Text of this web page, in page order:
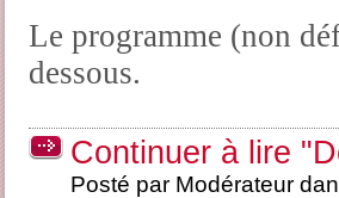
Le programme (non
dessous.
Continuer à lire
Posté par Modérateur